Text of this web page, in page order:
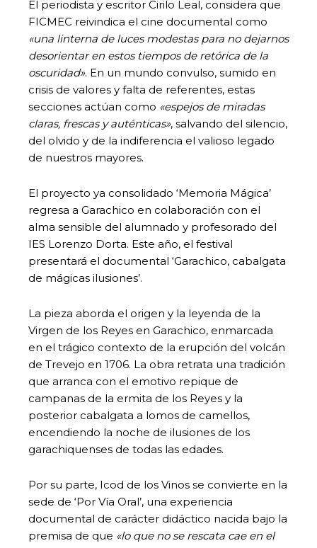
El periodista y escritor Cirilo Leal, considera que
FICMEC reivindica el cine documental como
«una linterna de luces modestas para no dejarnos
desorientar en estos tiempos de retórica de la
oscuridad». En un mundo convulso, sumido en
crisis de valores y falta de referentes, estas
secciones actúan como «espejos de miradas
claras, frescas y auténticas», salvando del silencio,
del olvido y de la indiferencia el valioso legado
de nuestros mayores.
El proyecto ya consolidado ‘Memoria Mágica’
regresa a Garachico en colaboración con el
alma sensible del alumnado y profesorado del
IES Lorenzo Dorta. Este año, el festival
presentará el documental ‘Garachico, cabalgata
de mágicas ilusiones’.
La pieza aborda el origen y la leyenda de la
Virgen de los Reyes en Garachico, enmarcada
en el trágico contexto de la erupción del volcán
de Trevejo en 1706. La obra retrata una tradición
que arranca con el emotivo repique de
campanas de la ermita de los Reyes y la
posterior cabalgata a lomos de camellos,
encendiendo la noche de ilusiones de los
garachiquenses de todas las edades.
Por su parte, Icod de los Vinos se convierte en la
sede de ‘Por Vía Oral’, una experiencia
documental de carácter didáctico nacida bajo la
premisa de que «lo que no se rescata cae en el